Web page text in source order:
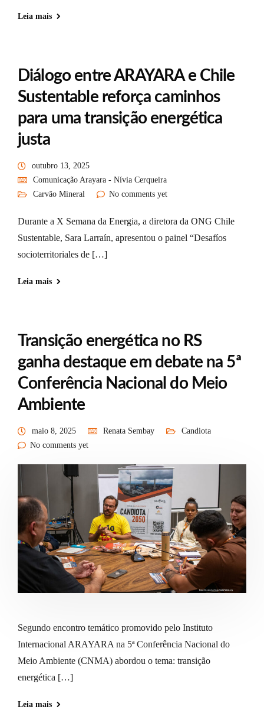
Leia mais
Diálogo entre ARAYARA e Chile
Sustentable reforça caminhos
para uma transição energética
justa
outubro 13, 2025
Comunicação Arayara - Nívia Cerqueira
Carvão Mineral
No comments yet
Durante a X Semana da Energia, a diretora da ONG Chile
Sustentable, Sara Larraín, apresentou o painel “Desafíos
socioterritoriales de […]
Leia mais
Transição energética no RS
ganha destaque em debate na 5ª
Conferência Nacional do Meio
Ambiente
maio 8, 2025 Renata Sembay
Candiota
No comments yet
Segundo encontro temático promovido pelo Instituto
Internacional ARAYARA na 5ª Conferência Nacional do
Meio Ambiente (CNMA) abordou o tema: transição
energética […]
Leia mais